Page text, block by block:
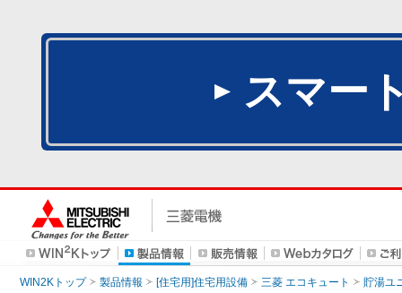
スマー
WIN2Kトップ 製品情報 [住宅用]住宅用設備 三菱 エコキュート 貯湯ユ